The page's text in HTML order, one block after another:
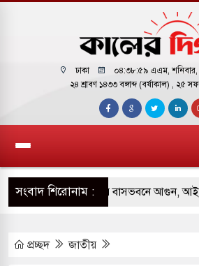
ঢাকা ০৪:৩৯:০০ এএম,
২৪ শ্রাবণ ১৪৩৩ বঙ্গাব্দ (বর্ষাকাল) , ২৫
সংবাদ শিরোনাম :
হাইকমিশনারের বাসভবনে আগুন,
হয়ে আসছে ‘স্পেশাল রেসপন্স ব্যাটালিয়ন
প্রচ্ছদ জাতীয়